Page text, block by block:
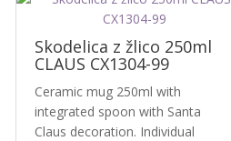
Skodelica z žlico 250ml
CLAUS CX1304-99
Ceramic mug 250ml with
integrated spoon with Santa
Claus decoration. Individual